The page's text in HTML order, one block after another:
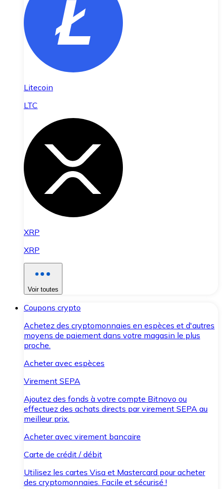
Litecoin
LTC
XRP
XRP
Voir toutes
Coupons crypto
Achetez des cryptomonnaies en espèces et d'autres
moyens de paiement dans votre magasin le plus
proche.
Acheter avec espèces
Virement SEPA
Ajoutez des fonds à votre compte Bitnovo ou
effectuez des achats directs par virement SEPA au
meilleur prix.
Acheter avec virement bancaire
Carte de crédit / débit
Utilisez les cartes Visa et Mastercard pour acheter
des cryptomonnaies. Facile et sécurisé !